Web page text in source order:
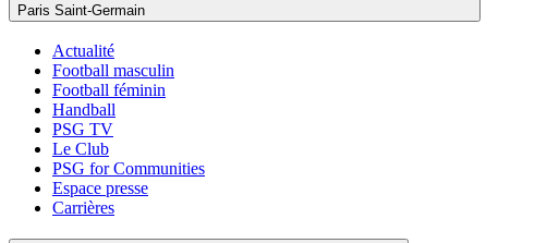
Paris Saint-Germain
Actualité
Football masculin
Football féminin
Handball
PSG TV
Le Club
PSG for Communities
Espace presse
Carrières